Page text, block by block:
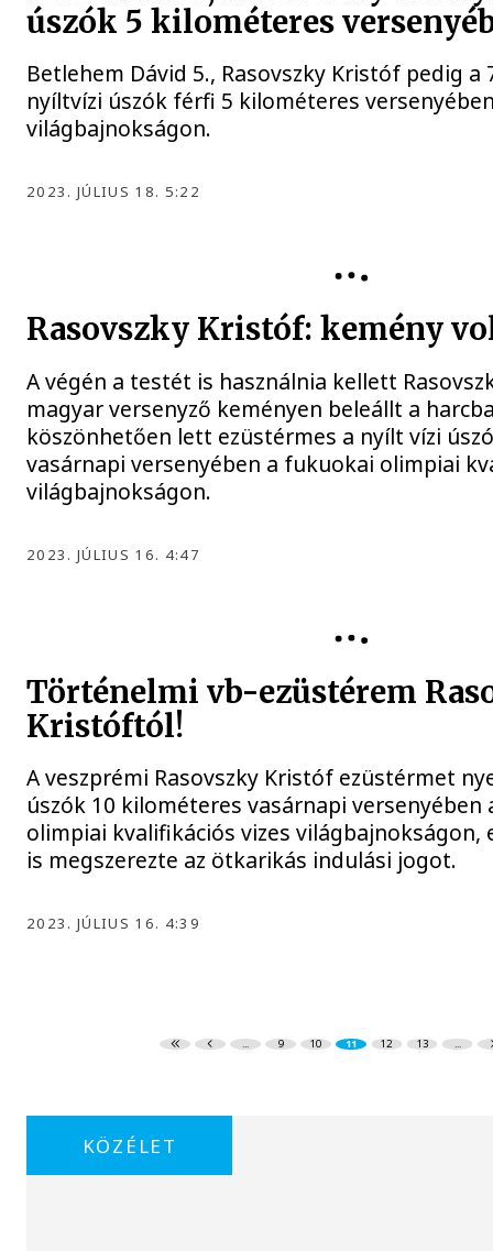
úszók 5 kilométeres
Betlehem Dávid 5., Rasovszky Kristóf pedig a
nyíltvízi úszók férfi 5 kilométeres
világbajnokságon.
2023. JÚLIUS 18. 5:22
Rasovszky Kristóf: kemény
A végén a testét is használnia kellett
magyar versenyző keményen beleállt a
köszönhetően lett ezüstérmes a nyílt vízi
vasárnapi versenyében a fukuokai olimpiai
világbajnokságon.
2023. JÚLIUS 16. 4:47
Történelmi vb-ezüstérem
Kristóftól!
A veszprémi Rasovszky Kristóf ezüstérmet
úszók 10 kilométeres vasárnapi versenyében
olimpiai kvalifikációs vizes világbajnokságon,
is megszerezte az ötkarikás indulási jogot.
2023. JÚLIUS 16. 4:39
... 9 10 11 12 13 ...
KÖZÉLET